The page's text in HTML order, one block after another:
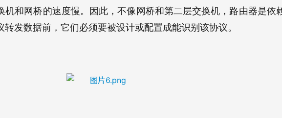
机和网桥的速度慢。因此，不像网桥和第二层交换机，路由器是依
发数据前，它们必须要被设计或配置成能识别该协议。